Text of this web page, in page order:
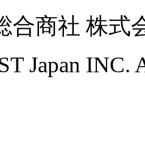
合商社 株式
Japan INC.